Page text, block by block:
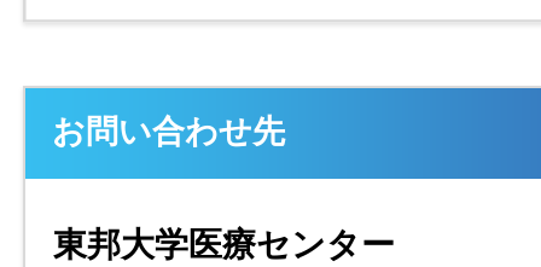
お問い合わせ先
東邦大学医療センター